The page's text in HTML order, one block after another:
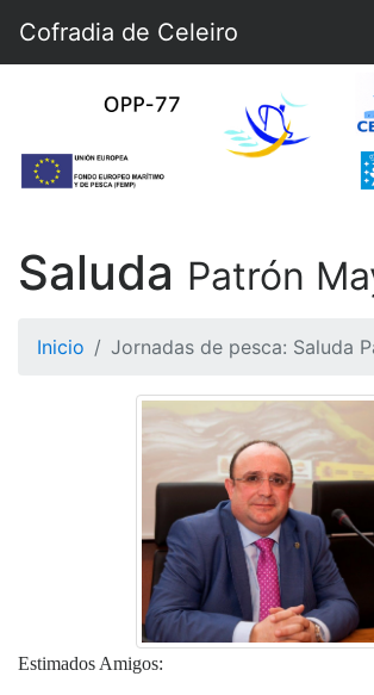
Cofradia de Celeiro
Saluda Patrón
Inicio Jornadas de pesca: Saluda
Estimados Amigos: